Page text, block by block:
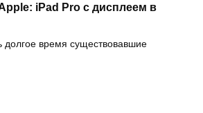
iPad Pro с дисплеем в
долгое время существовавшие